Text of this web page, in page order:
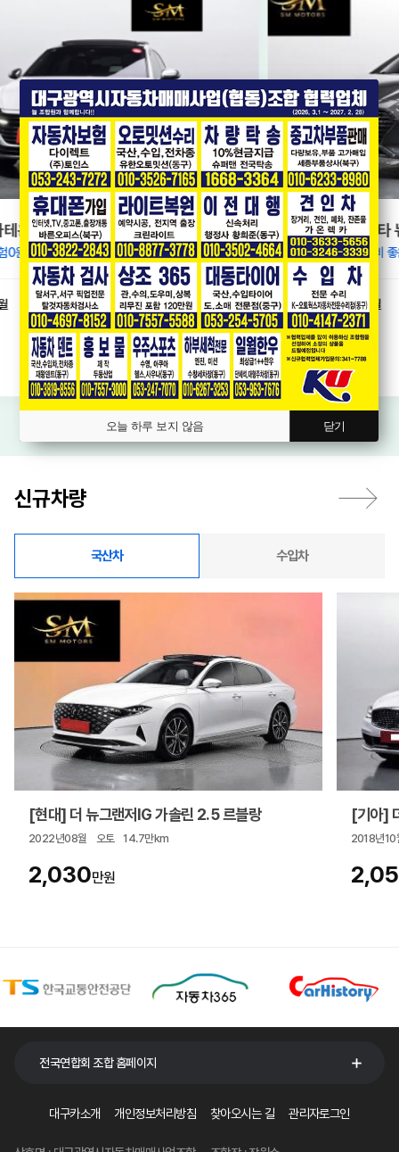
오늘 하루 보지 않음 닫기
[현대] LF쏘나타 뉴라이즈 LPi 렌터카 모던
* 단순교환 * 가성비 좋은 LPG 모델 * 내비게이션,후방카메라 *
2018년08월
8.1만km
오토
1,100
신규차량
국산차 수입차
[현대] 더 뉴그랜저IG 가솔린 2.5 르블랑
2022년08월 오토 14.7만km
2,030만원
[기아]
2018년10
전국연합회 조합 홈페이지
대구카소개 개인정보처리방침 찾아오시는 길 관리자로그인